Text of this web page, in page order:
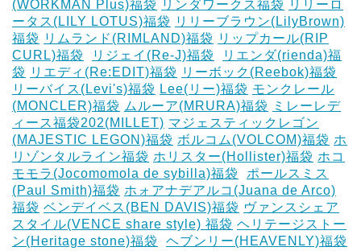
(WORKMAN Plus)福袋 リンダワークス福袋 リリーロ
ータス(LILY LOTUS)福袋 リリーブラウン(LilyBrown)
福袋 リムランド(RIMLAND)福袋 リップカール(RIP
CURL)福袋
リジェイ(Re-J)福袋
リエンダ(rienda)福
袋 リエディ(Re:EDIT)福袋 リーボック(Reebok)福袋
リーバイス(Levi's)福袋 Lee(リー)福袋 モンクレール
(MONCLER)福袋 ムルーア(MRURA)福袋
ミレーレデ
ィース福袋202(MILLET) マジェスティックレゴン
(MAJESTIC LEGON)福袋 ボルコム(VOLCOM)福袋 ホ
リゾンタルライン福袋 ホリスター(Hollister)福袋 ホコ
モモラ(Jocomomola de sybilla)福袋
ポールスミス
(Paul Smith)福袋 ホォアナデアルコ(Juana de Arco)
福袋 ベンデイベス(BEN DAVIS)福袋 ヴァンスシェア
スタイル(VENCE share style) 福袋 ヘリテージストー
ン(Heritage stone)福袋
ヘブンリー(HEAVENLY)福袋